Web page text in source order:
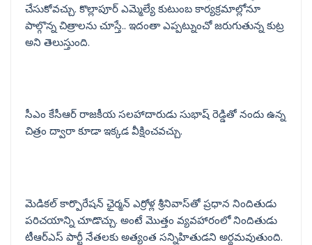
చేసుకోవచ్చు. కొల్లాపూర్ ఎమ్మెల్యే కుటుంబ కార్యక్రమాల్లోనూ
పాల్గొన్న చిత్రాలను చూస్తే.. ఇదంతా ఎప్పట్నుంచో జరుగుతున్న కుట్ర
అని తెలుస్తుంది.
సీఎం కేసీఆర్ రాజకీయ సలహాదారుడు సుభాష్ రెడ్డితో నందు ఉన్న
చిత్రం ద్వారా కూడా ఇక్కడ వీక్షించవచ్చు.
మెడికల్ కార్పొరేషన్ ఛైర్మన్ ఎర్రోళ్ల శ్రీనివాస్‌తో ప్రధాన నిందితుడు
పరిచయాన్ని చూడొచ్చు. అంటే మొత్తం వ్యవహారంలో నిందితుడు
టీఆర్ఎస్ పార్టీ నేతలకు అత్యంత సన్నిహితుడని అర్థమవుతుంది.